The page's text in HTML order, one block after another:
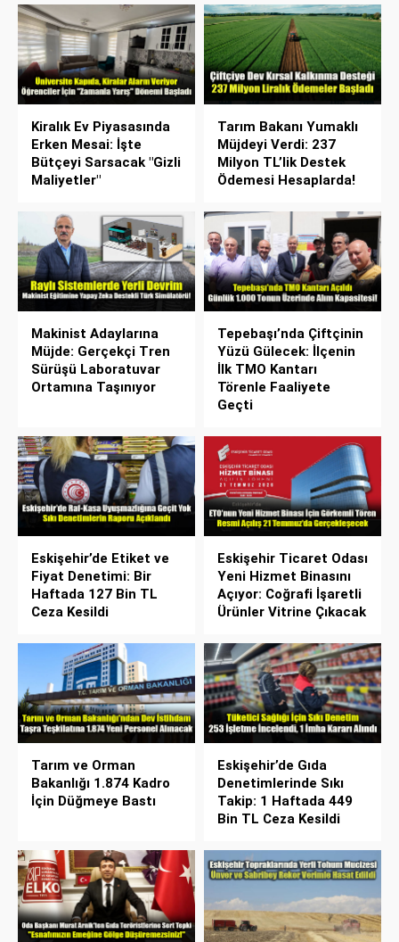
Kiralık Ev Piyasasında
Erken Mesai: İşte
Bütçeyi Sarsacak "Gizli
Maliyetler"
Tarım Bakanı Yumaklı
Müjdeyi Verdi: 237
Milyon TL’lik Destek
Ödemesi Hesaplarda!
Makinist Adaylarına
Müjde: Gerçekçi Tren
Sürüşü Laboratuvar
Ortamına Taşınıyor
Tepebaşı’nda Çiftçinin
Yüzü Gülecek: İlçenin
İlk TMO Kantarı
Törenle Faaliyete
Geçti
Eskişehir’de Etiket ve
Fiyat Denetimi: Bir
Haftada 127 Bin TL
Ceza Kesildi
Eskişehir Ticaret Odası
Yeni Hizmet Binasını
Açıyor: Coğrafi İşaretli
Ürünler Vitrine Çıkacak
Tarım ve Orman
Bakanlığı 1.874 Kadro
İçin Düğmeye Bastı
Eskişehir’de Gıda
Denetimlerinde Sıkı
Takip: 1 Haftada 449
Bin TL Ceza Kesildi